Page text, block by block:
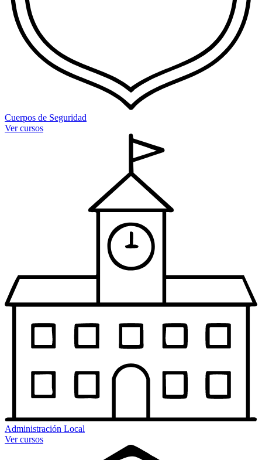
Cuerpos de Seguridad
Ver cursos
Administración Local
Ver cursos